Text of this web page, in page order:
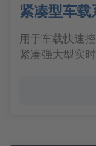
紧凑型车载
用于车载快速
紧凑强大型实